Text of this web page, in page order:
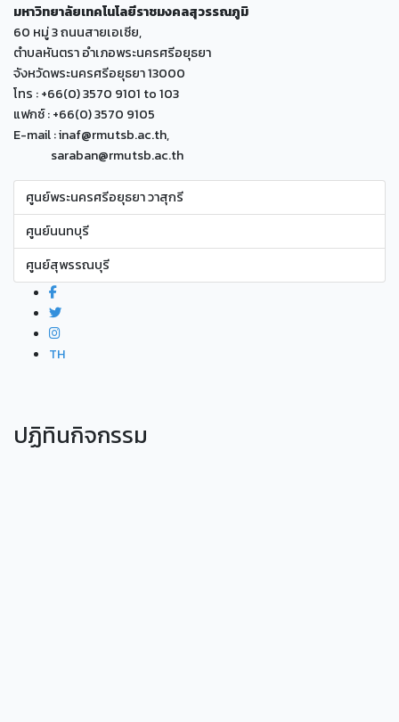
มหาวิทยาลัยเทคโนโลยีราชมงคลสุวรรณภูมิ
60 หมู่ 3 ถนนสายเอเซีย,
ตำบลหันตรา อำเภอพระนครศรีอยุธยา
จังหวัดพระนครศรีอยุธยา 13000
โทร : +66(0) 3570 9101 to 103
แฟกซ์ : +66(0) 3570 9105
E-mail : inaf@rmutsb.ac.th,
saraban@rmutsb.ac.th
ศูนย์พระนครศรีอยุธยา วาสุกรี
ศูนย์นนทบุรี
ศูนย์สุพรรณบุรี
TH
ปฏิทินกิจกรรม